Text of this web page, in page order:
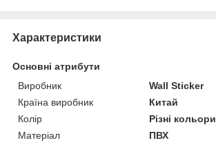
Характеристики
Основні атрибути
Виробник
Wall Sticker
Країна виробник
Китай
Колір
Різні кольори
Матеріал
ПВХ